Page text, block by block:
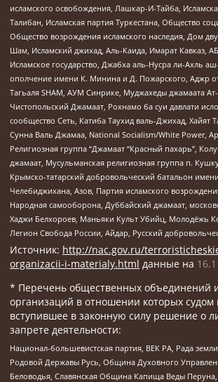
исламского освобождения, Лашкар-И-Тайба,
Талибан, Исламская партия Туркестана, Общество
Общество возрождения исламского наследия, Дом
Шам, Исламский джихад, Аль-Каида, Имарат Кавказ,
Исламское государство, Джабха аль-Нусра ли-Ахль
ополчение имени К. Минина и Д. Пожарского, Аджр
Тагьаля SHAM, АУМ Синрике, Муджахеды джамаата
Чистопольский Джамаат, Рохнамо ба суи давлати
сообщество Сеть, Катиба Таухид валь-Джихад,
Сунна Валь Джамаа, National Socialism/White Power,
Религиозная группа “Джамаат “Красный пахарь”,
джамаат, Мусульманская религиозная группа п.
Крымско-татарский добровольческий батальон
Челебиджихана, Азов, Партия исламского
Народная самооборона, Дуббайский джамаат,
Хаджи Белхороев, Маньяки Культ Убийц, Молодёжь
Легион Свобода России, Айдар, Русский
Источник: http://nac.gov.ru/
organizacii-i-materialy.html данные на
* Перечень общественных объединений
организаций в отношении которых судом
вступившее в законную силу решение о
запрете деятельности:
Национал-большевистская партия, ВЕК РА, Рада
Родовой Державы Русь, Община Духовного
Беловодья, Славянская Община Капища Веды